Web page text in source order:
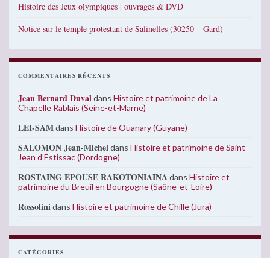
Histoire des Jeux olympiques | ouvrages & DVD
Notice sur le temple protestant de Salinelles (30250 – Gard)
COMMENTAIRES RÉCENTS
Jean Bernard Duvaldans Histoire et patrimoine de La
Chapelle Rablais (Seine-et-Marne)
LEI-SAMdans Histoire de Ouanary (Guyane)
SALOMON Jean-Micheldans Histoire et patrimoine de Saint
Jean d’Estissac (Dordogne)
ROSTAING EPOUSE RAKOTONIAINAdans Histoire et
patrimoine du Breuil en Bourgogne (Saône-et-Loire)
Rossolinidans Histoire et patrimoine de Chille (Jura)
CATÉGORIES